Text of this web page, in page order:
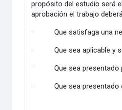
propósito del estudio será
aprobación el trabajo
·Que satisfaga una
·Que sea aplicable y
·Que sea presentado
·Que sea presentado